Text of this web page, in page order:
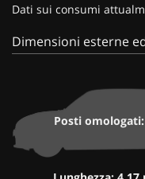
Dati sui consumi
Dimensioni esterne
Posti